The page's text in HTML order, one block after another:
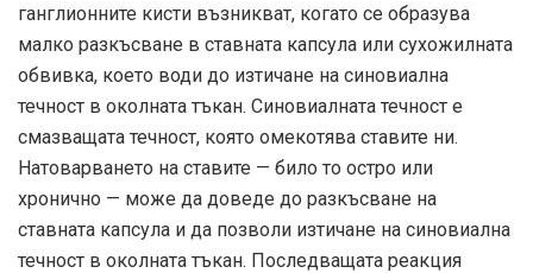
ганглионните кисти възникват, когато се образува
малко разкъсване в ставната капсула или сухожилната
обвивка, което води до изтичане на синовиална
течност в околната тъкан. Синовиалната течност е
смазващата течност, която омекотява ставите ни.
Натоварването на ставите — било то остро или
хронично — може да доведе до разкъсване на
ставната капсула и да позволи изтичане на синовиална
течност в околната тъкан. Последващата реакция